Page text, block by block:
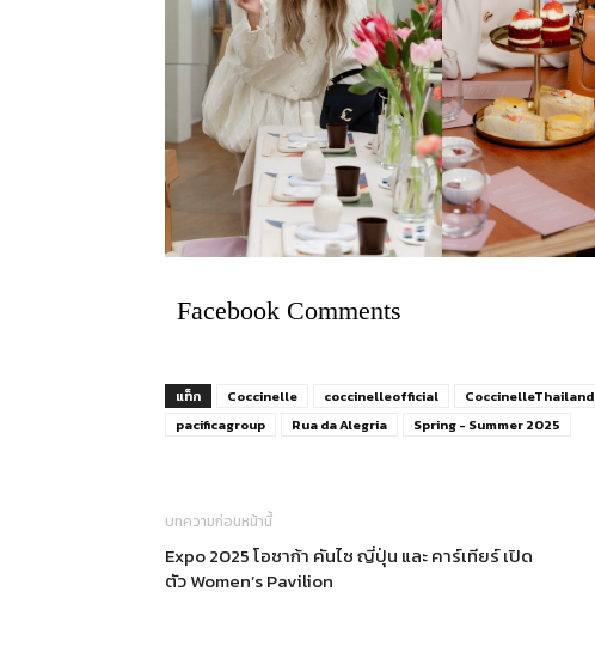
Facebook Comments
แท็ก Coccinelle coccinelleofficial CoccinelleThailand
pacificagroup
Rua da Alegria Spring - Summer 2025
บทความก่อนหน้านี้
Expo 2025 โอซาก้า คันไซ ญี่ปุ่น และ คาร์เทียร์ เปิด
ตัว Women’s Pavilion